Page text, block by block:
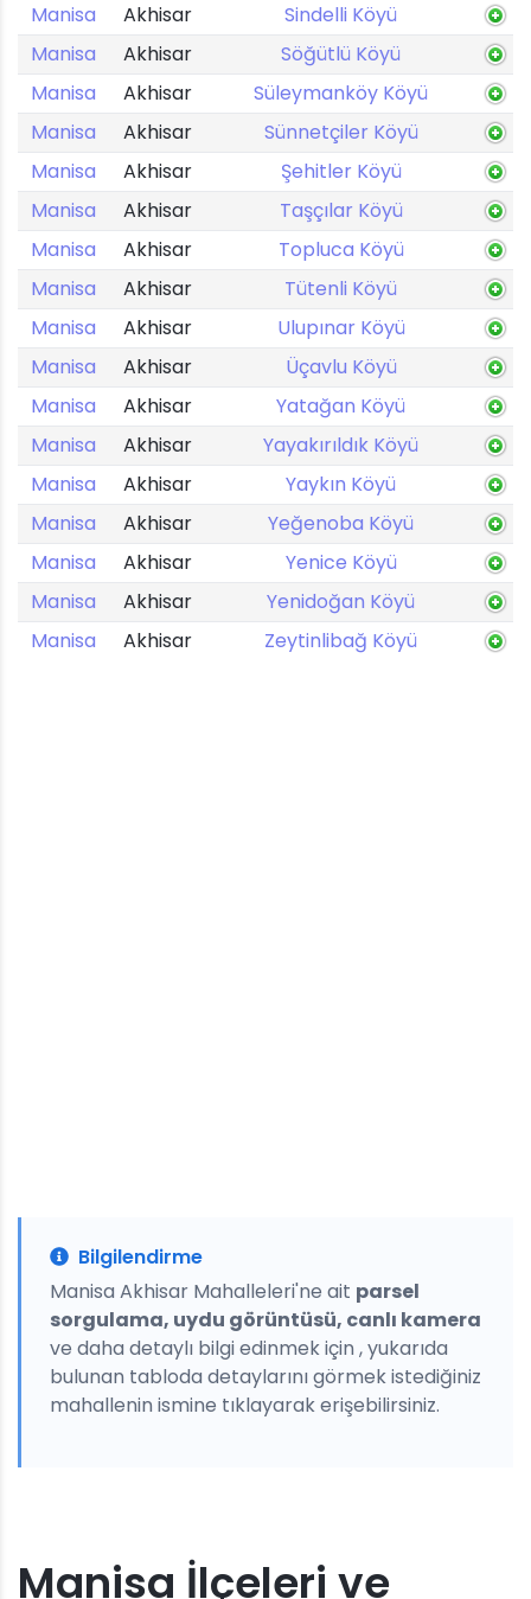
Manisa
Akhisar
Sindelli Köyü
Manisa
Akhisar
Söğütlü Köyü
Manisa
Akhisar
Süleymanköy Köyü
Manisa
Akhisar
Sünnetçiler Köyü
Manisa
Akhisar
Şehitler Köyü
Manisa
Akhisar
Taşçılar Köyü
Manisa
Akhisar
Topluca Köyü
Manisa
Akhisar
Tütenli Köyü
Manisa
Akhisar
Ulupınar Köyü
Manisa
Akhisar
Üçavlu Köyü
Manisa
Akhisar
Yatağan Köyü
Manisa
Akhisar
Yayakırıldık Köyü
Manisa
Akhisar
Yaykın Köyü
Manisa
Akhisar
Yeğenoba Köyü
Manisa
Akhisar
Yenice Köyü
Manisa
Akhisar
Yenidoğan Köyü
Manisa
Akhisar Zeytinlibağ Köyü
Bilgilendirme
Manisa Akhisar Mahalleleri'ne ait parsel
sorgulama, uydu görüntüsü, canlı kamera
ve daha detaylı bilgi edinmek için , yukarıda
bulunan tabloda detaylarını görmek istediğiniz
mahallenin ismine tıklayarak erişebilirsiniz.
Manisa İlçeleri ve